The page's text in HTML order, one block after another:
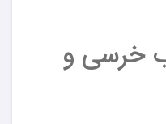
خرسی و